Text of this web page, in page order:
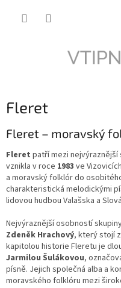
Fleret
Fleret – moravský
Fleret patří mezi
vznikla v roce 1983 ve
a moravský folklór do
charakteristická melodickými
lidovou hudbou Valašska a
Nejvýraznější osobností
Zdeněk Hrachový, který stojí
kapitolou historie Fleretu je
Jarmilou Šulákovou,
písně. Jejich společná alba a
moravského folklóru mezi